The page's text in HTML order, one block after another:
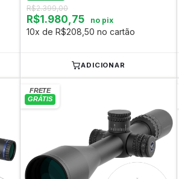
R$2.399,00
R$1.980,75 no pix
10x de R$208,50 no cartão
ADICIONAR